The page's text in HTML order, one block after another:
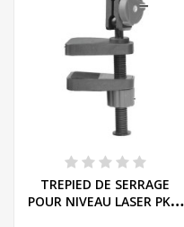
TREPIED DE SERRAGE
POUR NIVEAU LASER PKLL